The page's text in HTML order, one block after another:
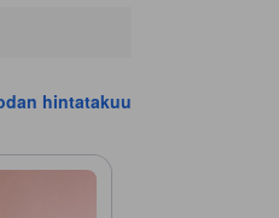
hintatakuu